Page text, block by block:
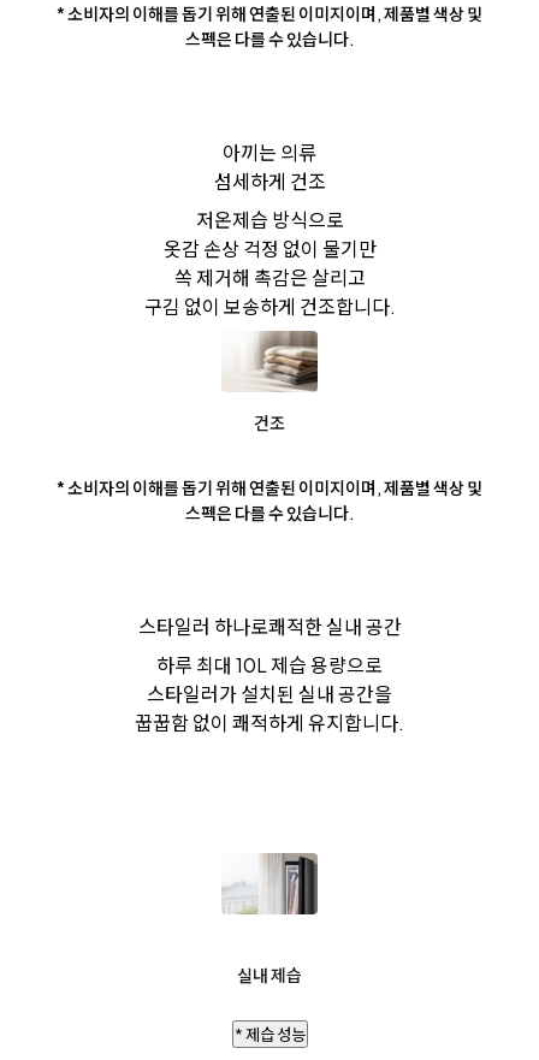
* 소비자의 이해를 돕기 위해 연출된 이미지이며, 제품별 색상 및
스펙은 다를 수 있습니다.
아끼는 의류
섬세하게 건조
저온제습 방식으로
옷감 손상 걱정 없이 물기만
쏙 제거해 촉감은 살리고
구김 없이 보송하게 건조합니다.
건조
* 소비자의 이해를 돕기 위해 연출된 이미지이며, 제품별 색상 및
스펙은 다를 수 있습니다.
스타일러 하나로쾌적한 실내 공간
하루 최대 10L 제습 용량으로
스타일러가 설치된 실내 공간을
꿉꿉함 없이 쾌적하게 유지합니다.
실내 제습
* 제습 성능